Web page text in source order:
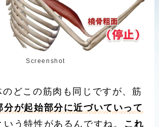
Screenshot
どこの筋肉も同じですが、筋
分が起始部分に近づいていって
いう特性があるんですね。
これ